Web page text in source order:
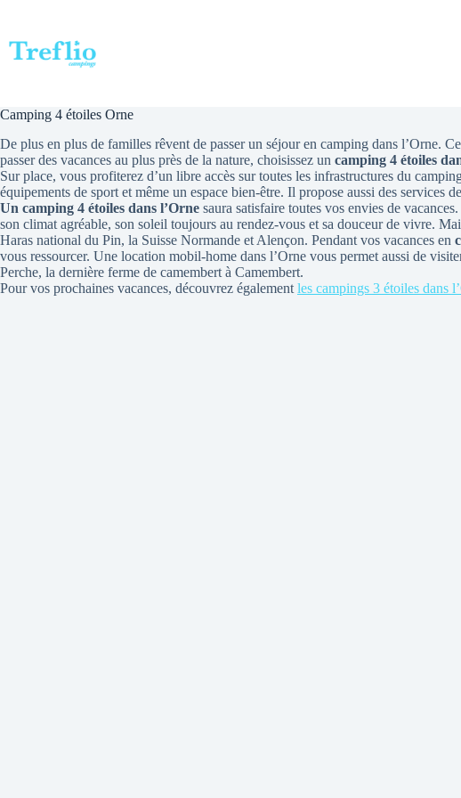
contenu
Camping 4 étoiles Orne
De plus en plus de familles rêvent de passer un séjour en camping dans l’Orne.
passer des vacances au plus près de la nature, choisissez un camping 4 étoiles
Sur place, vous profiterez d’un libre accès sur toutes les infrastructures du
équipements de sport et même un espace bien-être. Il propose aussi des
Un camping 4 étoiles dans l’Orne saura satisfaire toutes vos envies de
son climat agréable, son soleil toujours au rendez-vous et sa douceur de vivre.
Haras national du Pin, la Suisse Normande et Alençon. Pendant vos vacances en
vous ressourcer. Une location mobil-home dans l’Orne vous permet aussi de
Perche, la dernière ferme de camembert à Camembert.
Pour vos prochaines vacances, découvrez également les campings 3 étoiles dans